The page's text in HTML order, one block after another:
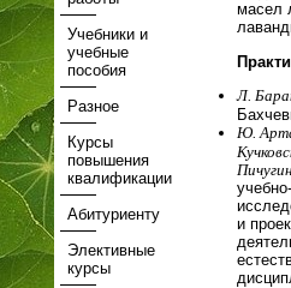
Учебники и
учебные
пособия
Разное
Курсы
повышения
квалификации
Абитуриенту
Элективные
курсы
масел
Л.
Ю.
Пичугин
учебно-
и